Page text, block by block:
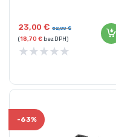
Gramáž: 260 g/m2
23,00€ 52,00€
(18,70€bez DPH)
★★★★★
-63%